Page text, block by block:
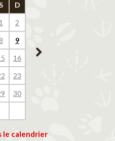
D
1 2
9
16
23
30
14
le calendrier